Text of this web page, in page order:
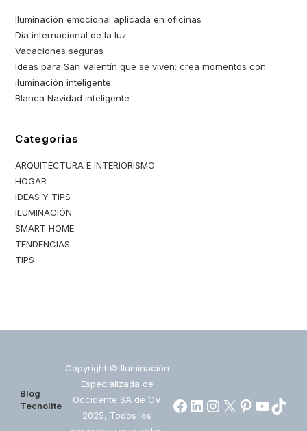
Iluminación emocional aplicada en oficinas
Día internacional de la luz
Vacaciones seguras
Ideas para San Valentín que se viven: crea momentos con
iluminación inteligente
Blanca Navidad inteligente
Categorias
ARQUITECTURA E INTERIORISMO
HOGAR
IDEAS Y TIPS
ILUMINACIÓN
SMART HOME
TENDENCIAS
TIPS
Blog
Tecnolite
Copyright © Iluminación
Especializada de
Occidente SA de CV
2025, Todos los
Facebook
LinkedIn
Instagram
X https://https://https://